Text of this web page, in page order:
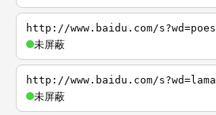
http://www.baidu.com/s?wd=poes
未屏蔽
http://www.baidu.com/s?wd=lama
未屏蔽